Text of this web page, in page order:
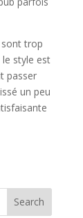
sont trop
le style est
passer
un peu
Search